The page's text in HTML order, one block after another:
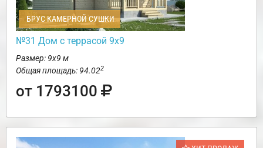
БРУС КАМЕРНОЙ СУШКИ
№31 Дом с террасой 9х9
Размер: 9х9 м
Общая площадь: 94.022
от 1793100